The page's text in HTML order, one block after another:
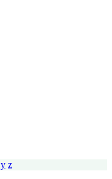
y z